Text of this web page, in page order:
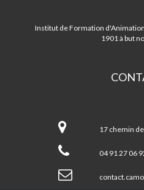
Institut de Formation
1901 à but
CAMOINS/EOURES
TREILLE
17 chemin
04 91 27 06